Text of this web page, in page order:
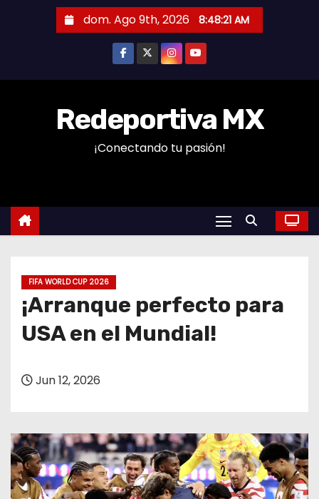
n
dom. Ago 9th, 2026 8:48:22 AM
Redeportiva MX
¡Conectando tu pasión!
FIFA WORLD CUP 2026
¡Arranque perfecto para
USA en el Mundial!
Jun 12, 2026